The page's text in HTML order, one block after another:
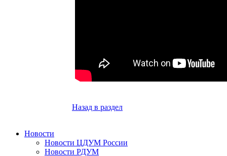
Назад в раздел
Новости
Новости ЦДУМ России
Новости РДУМ